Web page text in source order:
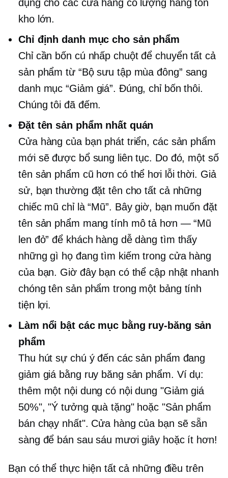
dụng cho các cửa hàng có lượng hàng tồn
kho lớn.
Chỉ định danh mục cho sản phẩm
Chỉ cần bốn cú nhấp chuột để chuyển tất cả
sản phẩm từ “Bộ sưu tập mùa đông” sang
danh mục “Giảm giá”. Đúng, chỉ bốn thôi.
Chúng tôi đã đếm.
Đặt tên sản phẩm nhất quán
Cửa hàng của bạn phát triển, các sản phẩm
mới sẽ được bổ sung liên tục. Do đó, một số
tên sản phẩm cũ hơn có thể hơi lỗi thời. Giả
sử, bạn thường đặt tên cho tất cả những
chiếc mũ chỉ là “Mũ”. Bây giờ, bạn muốn đặt
tên sản phẩm mang tính mô tả hơn — “Mũ
len đỏ” ​​để khách hàng dễ dàng tìm thấy
những gì họ đang tìm kiếm trong cửa hàng
của bạn. Giờ đây bạn có thể cập nhật nhanh
chóng tên sản phẩm trong một bảng tính
tiện lợi.
Làm nổi bật các mục bằng ruy-băng sản
phẩm
Thu hút sự chú ý đến các sản phẩm đang
giảm giá bằng ruy băng sản phẩm. Ví dụ:
thêm một nội dung có nội dung "Giảm giá
50%", "Ý tưởng quà tặng" hoặc "Sản phẩm
bán chạy nhất". Cửa hàng của bạn sẽ sẵn
sàng để bán sau sáu mươi giây hoặc ít hơn!
Bạn có thể thực hiện tất cả những điều trên